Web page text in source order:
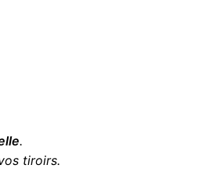
.
tiroirs.